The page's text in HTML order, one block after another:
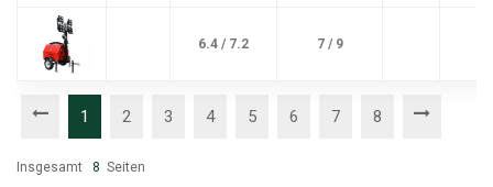
6.4 / 7.2 7 / 9
1 2 3 4 5 6 7 8
Insgesamt 8 Seiten